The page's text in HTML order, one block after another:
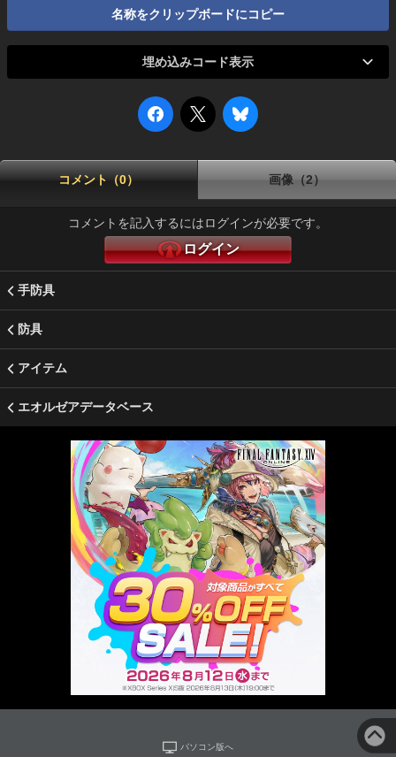
名称をクリップボードにコピー
埋め込みコード表示
コメント（0） 画像（2）
コメントを記入するにはログインが必要です。
ログイン
手防具
防具
アイテム
エオルゼアデータベース
パソコン版へ